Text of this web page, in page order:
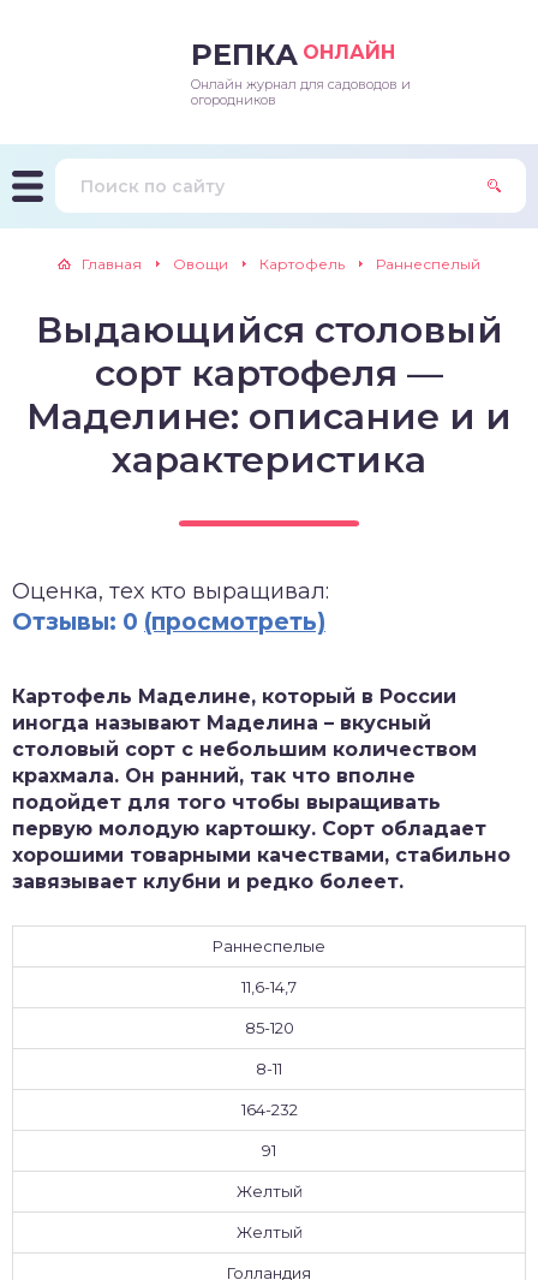
РЕПКА ОНЛАЙН
Онлайн журнал для садоводов и
огородников
Главная Овощи Картофель Раннеспелый
Выдающийся столовый
сорт картофеля —
Маделине: описание и и
характеристика
Оценка, тех кто выращивал:
Отзывы: 0 (просмотреть)
Картофель Маделине, который в России
иногда называют Маделина – вкусный
столовый сорт с небольшим количеством
крахмала. Он ранний, так что вполне
подойдет для того чтобы выращивать
первую молодую картошку. Сорт обладает
хорошими товарными качествами, стабильно
завязывает клубни и редко болеет.
Раннеспелые
11,6-14,7
85-120
8-11
164-232
91
Желтый
Желтый
Голландия
и подкормки